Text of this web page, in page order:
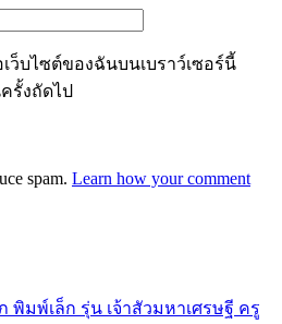
ว็บไซต์ของฉันบนเบราว์เซอร์นี้
รั้งถัดไป
spam. Learn how your comment